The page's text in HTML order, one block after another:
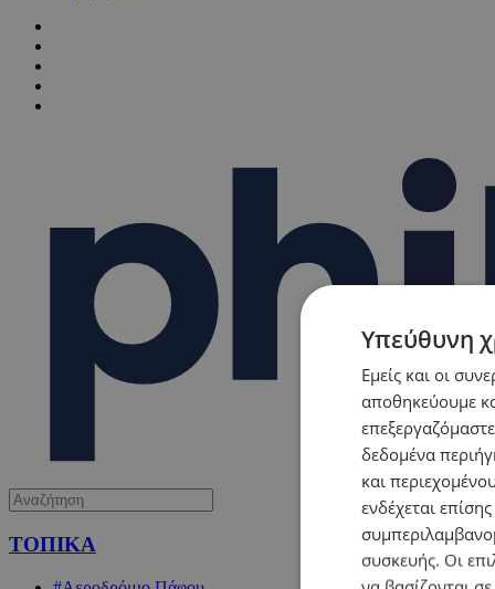
ΤΟΠΙΚΑ
Υπεύθυνη
Εμείς και οι
αποθηκεύουμε
δεδομένα
και
ενδέχεται
συσκευής. Οι